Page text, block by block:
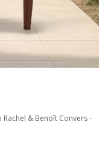
Rachel & Benoît Convers -